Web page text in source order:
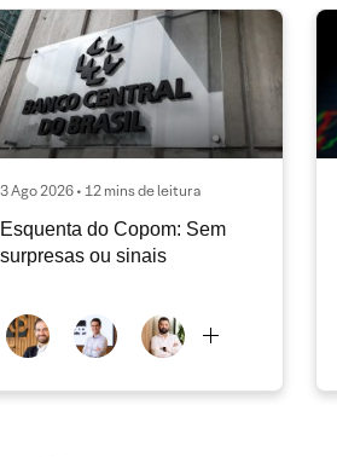
3 Ago 2026 • 12 mins de leitura
Esquenta do Copom: Sem
surpresas ou sinais